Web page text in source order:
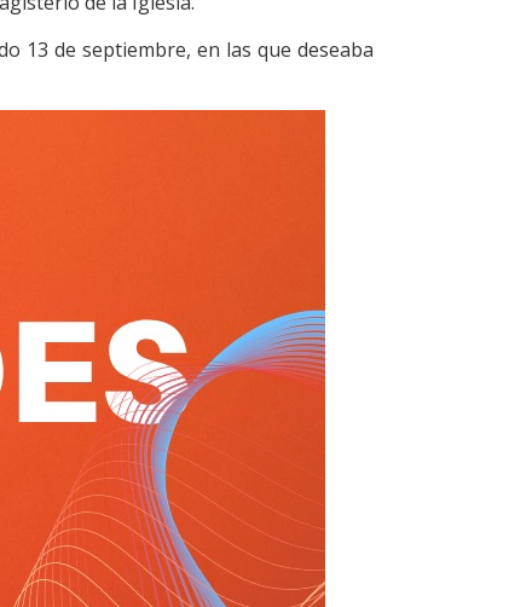
13 de septiembre, en las que deseaba